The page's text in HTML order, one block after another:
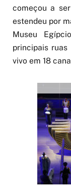
começou a
estendeu por
Museu
principais
vivo em 18